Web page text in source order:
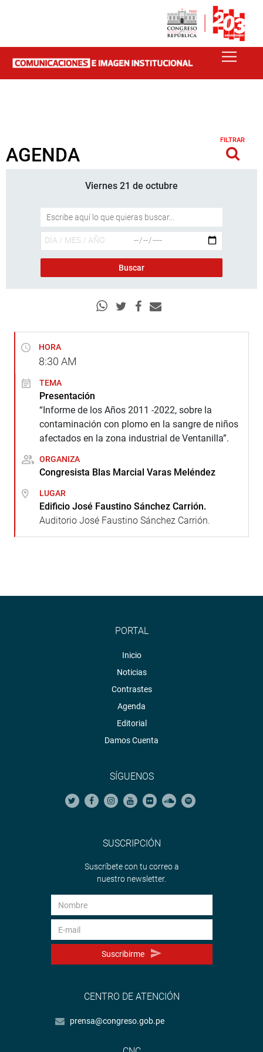
AGENDA
FILTRAR
Viernes 21 de octubre
HORA
8:30 AM
TEMA
Presentación
“Informe de los Años 2011 -2022, sobre la
contaminación con plomo en la sangre de niños
afectados en la zona industrial de Ventanilla”.
ORGANIZA
Congresista Blas Marcial Varas Meléndez
LUGAR
Edificio José Faustino Sánchez Carrión.
Auditorio José Faustino Sánchez Carrión.
PORTAL
Inicio
Noticias
Contrastes
Agenda
Editorial
Damos Cuenta
SÍGUENOS
SUSCRIPCIÓN
Suscríbete con tu correo a
nuestro newsletter.
Suscribirme
CENTRO DE ATENCIÓN
prensa@congreso.gob.pe